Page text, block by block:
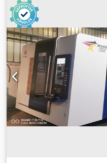
Max. Bearbeitungshöhe
4-22 mm Chodowd Ihqepfx
4.500 mm Stand-Alone
Extrem einfach zu